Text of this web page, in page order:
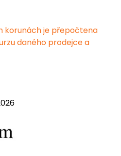
korunách je přepočtena
daného prodejce a